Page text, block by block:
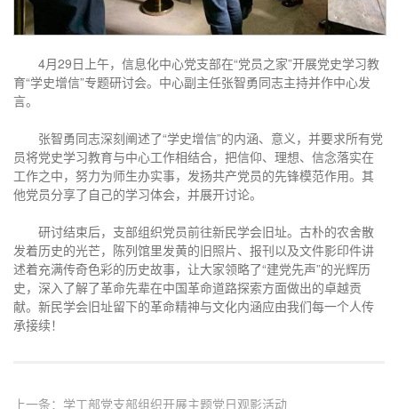
4月29日上午，信息化中心党支部在“党员之家”开展党史学习教
育“学史增信”专题研讨会。中心副主任张智勇同志主持并作中心发
言。
张智勇同志深刻阐述了“学史增信”的内涵、意义，并要求所有党
员将党史学习教育与中心工作相结合，把信仰、理想、信念落实在
工作之中，努力为师生办实事，发扬共产党员的先锋模范作用。其
他党员分享了自己的学习体会，并展开讨论。
研讨结束后，支部组织党员前往新民学会旧址。古朴的农舍散
发着历史的光芒，陈列馆里发黄的旧照片、报刊以及文件影印件讲
述着充满传奇色彩的历史故事，让大家领略了“建党先声”的光辉历
史，深入了解了革命先辈在中国革命道路探索方面做出的卓越贡
献。新民学会旧址留下的革命精神与文化内涵应由我们每一个人传
承接续！
上一条： 学工部党支部组织开展主题党日观影活动